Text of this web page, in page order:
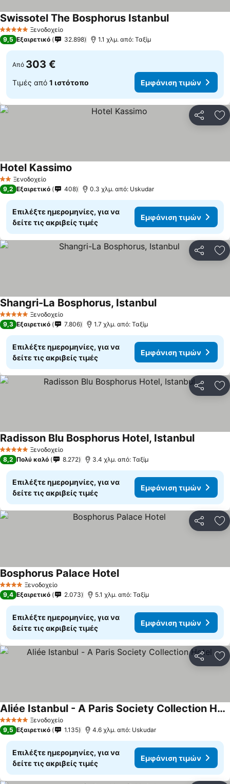
5 Αστέρια Ξενοδοχείο
Swissotel The Bosphorus IstanbulΕμφάνιση
9,5 Εξαιρετικό 32.898 1.1 χλμ. από: Ταξίμ
Από 303 €
Τιμές από 1 ιστότοπο Εμφάνιση τιμών
2 ΑστέριαΞενοδοχείο
Hotel Kassimo
9,2 Εξαιρετικό 408 0.3 χλμ. από: Uskudar
Επιλέξτε ημερομηνίες, για να
δείτε τις ακριβείς τιμές
Εμφάνιση τιμών
5 Αστέρια Ξενοδοχείο
Shangri-La Bosphorus, IstanbulΕμφάνιση τιμών
9,3 Εξαιρετικό 7.806 1.7 χλμ. από: Ταξίμ
Επιλέξτε ημερομηνίες, για να
δείτε τις ακριβείς τιμές
Εμφάνιση τιμών
5 Αστέρια Ξενοδοχείο
Radisson Blu Bosphorus Hotel, Istanbul
8,2 Πολύ καλό 8.272 3.4 χλμ. από: Ταξίμ
Επιλέξτε ημερομηνίες, για να
δείτε τις ακριβείς τιμές
Εμφάνιση τιμών
4 ΑστέριαΞενοδοχείο
Bosphorus Palace HotelΕμφάνιση τιμών
9,4 Εξαιρετικό 2.073 5.1 χλμ. από: Ταξίμ
Επιλέξτε ημερομηνίες, για να
δείτε τις ακριβείς τιμές
Εμφάνιση τιμών
5 Αστέρια Ξενοδοχείο
Aliée Istanbul - A Paris Society Collection Hotel
Εμφάνιση τιμών
9,5 Εξαιρετικό 1.135 4.6 χλμ. από: Uskudar
Επιλέξτε ημερομηνίες, για να
δείτε τις ακριβείς τιμές
Εμφάνιση τιμών